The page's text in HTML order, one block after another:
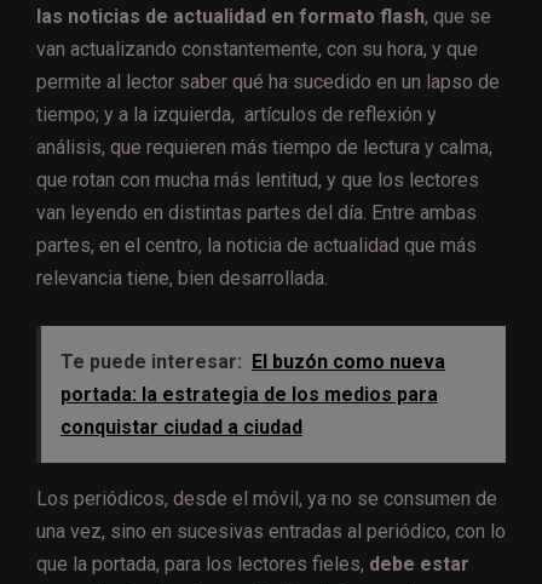
las noticias de actualidad en formato flash, que se
van actualizando constantemente, con su hora, y que
permite al lector saber qué ha sucedido en un lapso de
tiempo; y a la izquierda, artículos de reflexión y
análisis, que requieren más tiempo de lectura y calma,
que rotan con mucha más lentitud, y que los lectores
van leyendo en distintas partes del día. Entre ambas
partes, en el centro, la noticia de actualidad que más
relevancia tiene, bien desarrollada.
Te puede interesar:
El buzón como nueva
portada: la estrategia de los medios para
conquistar ciudad a ciudad
Los periódicos, desde el móvil, ya no se consumen de
una vez, sino en sucesivas entradas al periódico, con lo
que la portada, para los lectores fieles, debe estar